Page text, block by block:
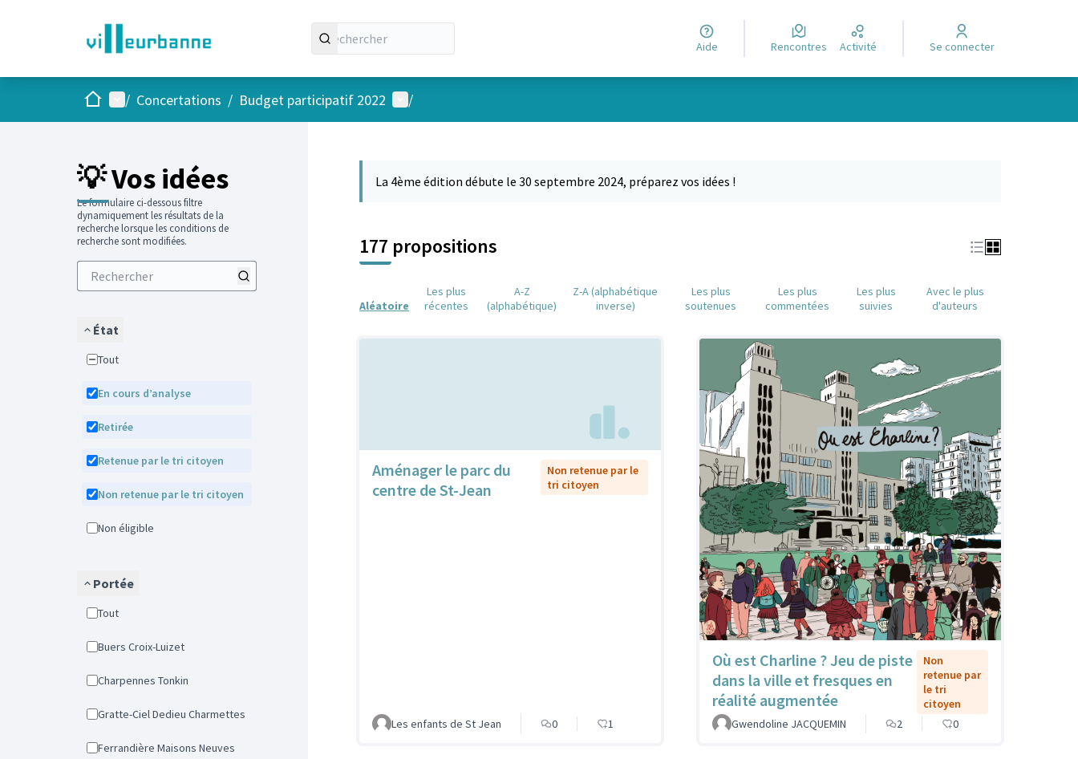
Aide Rencontres Activité Se connecter
AccueilMenu principal
/ Concertations / Budget participatif 2022 Menu utilisateur
/
💡 Vos idées
Le formulaire ci-dessous filtre
dynamiquement les résultats de la
recherche lorsque les conditions de
recherche sont modifiées.
État
Tout
En cours d’analyse
Retirée
Retenue par le tri citoyen
Non retenue par le tri citoyen
Non éligible
Portée
Tout
Buers Croix-Luizet
Charpennes Tonkin
Gratte-Ciel Dedieu Charmettes
Ferrandière Maisons Neuves
La 4ème édition débute le 30 septembre 2024, préparez vos idées !
177 propositions
Aléatoire
Les plus
récentes
A-Z
(alphabétique)
Z-A (alphabétique
inverse)
Les plus
soutenues
Les plus
commentées
Les plus
suivies
Avec le plus
d'auteurs
Aménager le parc du
centre de St-Jean
Non retenue par le
tri citoyen
Les enfants de St Jean 0 1
Où est Charline ? Jeu de piste
dans la ville et fresques en
réalité augmentée
Non
retenue par
le tri
citoyen
Gwendoline JACQUEMIN
2 0